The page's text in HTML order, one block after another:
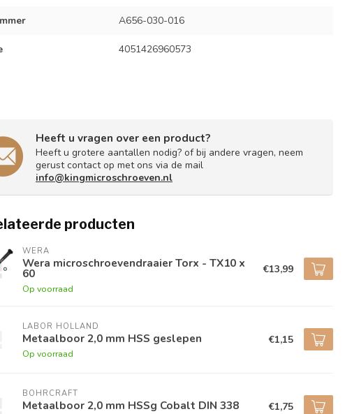
A656-030-016
4051426960573
Heeft u vragen over een product?
Heeft u grotere aantallen nodig? of bij andere vragen, neem
gerust contact op met ons via de mail
info@kingmicroschroeven.nl
producten
WERA
Wera microschroevendraaier Torx - TX10 x
60
Op voorraad
€13,99
LABOR HOLLAND
Metaalboor 2,0 mm HSS geslepen
Op voorraad
€1,15
BOHRCRAFT
Metaalboor 2,0 mm HSSg Cobalt DIN 338 €1,75